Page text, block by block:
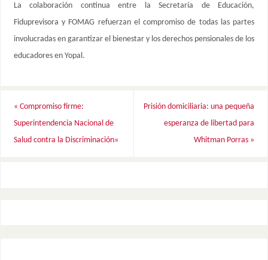
La colaboración continua entre la Secretaría de Educación,
Fiduprevisora y FOMAG refuerzan el compromiso de todas las partes
involucradas en garantizar el bienestar y los derechos pensionales de los
educadores en Yopal.
« Compromiso firme:
Superintendencia Nacional de
Salud contra la Discriminación»
Prisión domiciliaria: una pequeña
esperanza de libertad para
Whitman Porras »